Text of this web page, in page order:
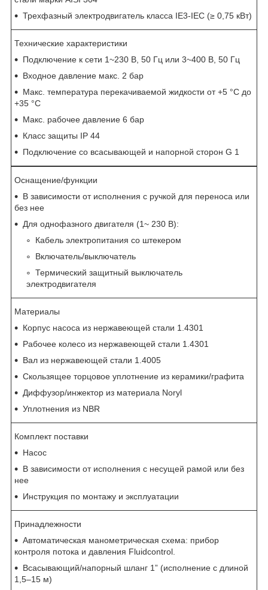
Трехфазный электродвигатель класса IE3-IEC (≥ 0,75 кВт)
Технические характеристики
Подключение к сети 1~230 В, 50 Гц или 3~400 В, 50 Гц
Входное давление макс. 2 бар
Макс. температура перекачиваемой жидкости от +5 °C до
+35 °C
Макс. рабочее давление 6 бар
Класс защиты IP 44
Подключение со всасывающей и напорной сторон G 1
Оснащение/функции
В зависимости от исполнения с ручкой для переноса или
без нее
Для однофазного двигателя (1~ 230 В):
Кабель электропитания со штекером
Включатель/выключатель
Термический защитный выключатель
электродвигателя
Материалы
Корпус насоса из нержавеющей стали 1.4301
Рабочее колесо из нержавеющей стали 1.4301
Вал из нержавеющей стали 1.4005
Скользящее торцовое уплотнение из керамики/графита
Диффузор/инжектор из материала Noryl
Уплотнения из NBR
Комплект поставки
Насос
В зависимости от исполнения с несущей рамой или без
нее
Инструкция по монтажу и эксплуатации
Принадлежности
Автоматическая манометрическая схема: прибор
контроля потока и давления Fluidcontrol.
Всасывающий/напорный шланг 1” (исполнение с длиной
1,5–15 м)